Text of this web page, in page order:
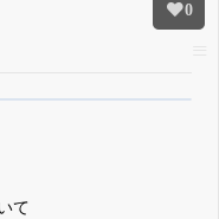
0
る
先行利用も付きます
て